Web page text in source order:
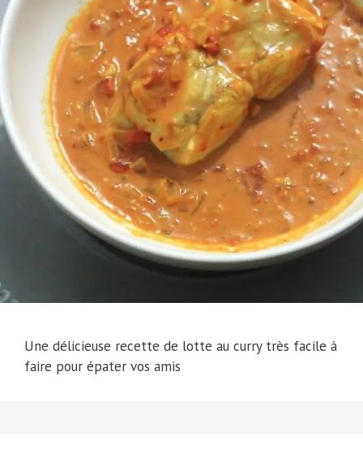
Une délicieuse recette de lotte au curry très facile à
faire pour épater vos amis